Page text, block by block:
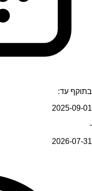
בתוקף עד:
2025-09-01
-
2026-07-31